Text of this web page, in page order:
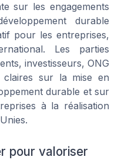
sur les engagements
durable
pour les entreprises,
Les parties
investisseurs, ONG
claires sur la mise en
durable et sur
à la réalisation
pour valoriser